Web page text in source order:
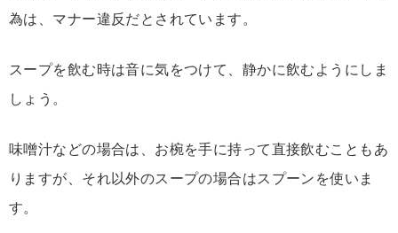
為は、マナー違反だとされています。
スープを飲む時は音に気をつけて、静かに飲むようにしま
しょう。
味噌汁などの場合は、お椀を手に持って直接飲むこともあ
りますが、それ以外のスープの場合はスプーンを使いま
す。